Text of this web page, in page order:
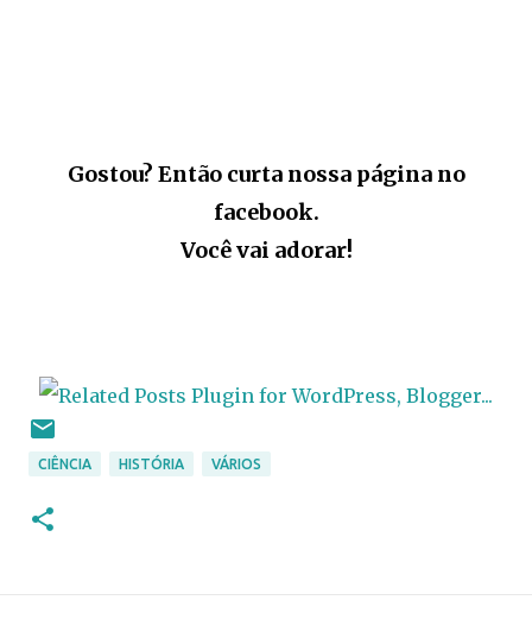
Gostou? Então curta nossa página no
facebook.
Você vai adorar!
CIÊNCIA HISTÓRIA VÁRIOS